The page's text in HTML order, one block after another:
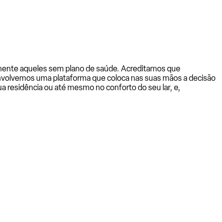
aqueles sem plano de saúde. Acreditamos que
uma plataforma que coloca nas suas mãos a decisão
residência ou até mesmo no conforto do seu lar, e,